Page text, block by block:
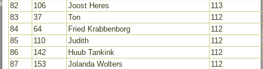
82
106 Joost Heres
113
83
37 Ton
112
84
64 Fried Krabbenborg
112
85
110 Judith
112
86
142 Huub Tankink
112
87
153 Jolanda Wolters
112